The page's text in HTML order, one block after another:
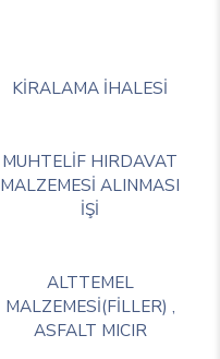
KİRALAMA İHALESİ
MUHTELİF HIRDAVAT
MALZEMESİ ALINMASI
İŞİ
ALTTEMEL
MALZEMESİ(FİLLER) ,
ASFALT MICIR